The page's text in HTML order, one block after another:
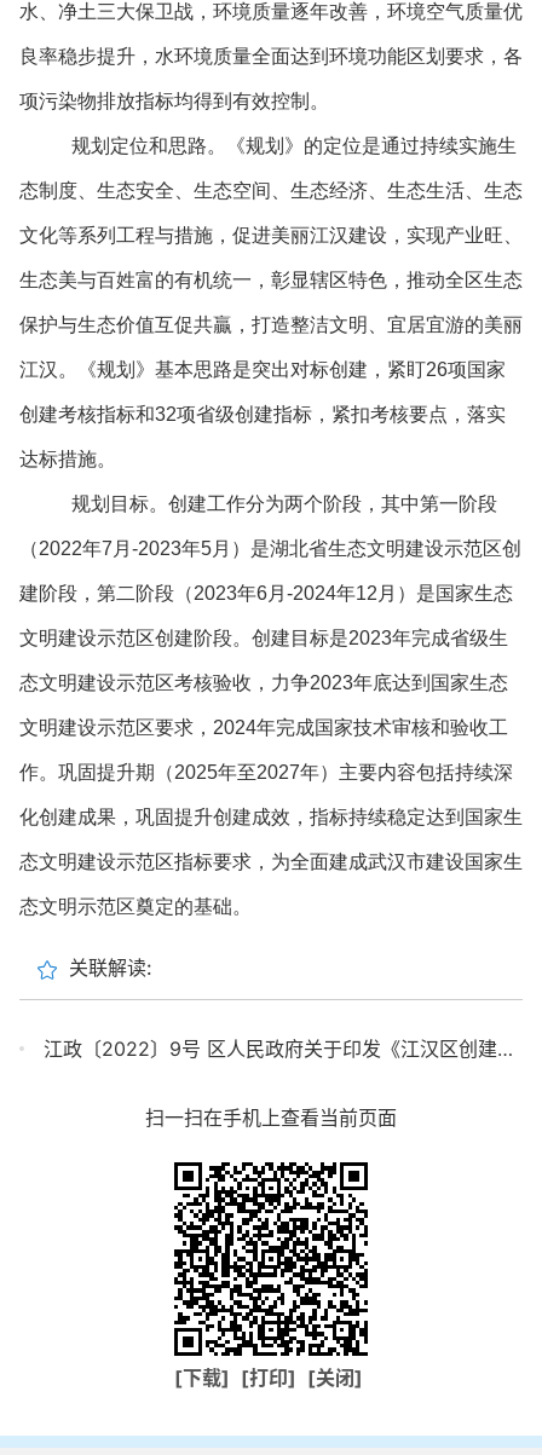
水、净土三大保卫战，环境质量逐年改善，环境空气质量优
良率稳步提升，水环境质量全面达到环境功能区划要求，各
项污染物排放指标均得到有效控制。
规划定位和思路。《规划》的定位是通过持续实施生
态制度、生态安全、生态空间、生态经济、生态生活、生态
文化等系列工程与措施，促进美丽江汉建设，实现产业旺、
生态美与百姓富的有机统一，彰显辖区特色，推动全区生态
保护与生态价值互促共贏，打造整洁文明、宜居宜游的美丽
江汉。《规划》基本思路是突出对标创建，紧盯26项国家
创建考核指标和32项省级创建指标，紧扣考核要点，落实
达标措施。
规划目标。创建工作分为两个阶段，其中第一阶段
（2022年7月-2023年5月）是湖北省生态文明建设示范区创
建阶段，第二阶段（2023年6月-2024年12月）是国家生态
文明建设示范区创建阶段。创建目标是2023年完成省级生
态文明建设示范区考核验收，力争2023年底达到国家生态
文明建设示范区要求，2024年完成国家技术审核和验收工
作。巩固提升期（2025年至2027年）主要内容包括持续深
化创建成果，巩固提升创建成效，指标持续稳定达到国家生
态文明建设示范区指标要求，为全面建成武汉市建设国家生
态文明示范区奠定的基础。
关联解读:
江政〔2022〕9号 区人民政府关于印发《江汉区创建国家生态文明建设示范区规划（2022-2027年）》的通知
扫一扫在手机上查看当前页面
[下载] [打印] [关闭]